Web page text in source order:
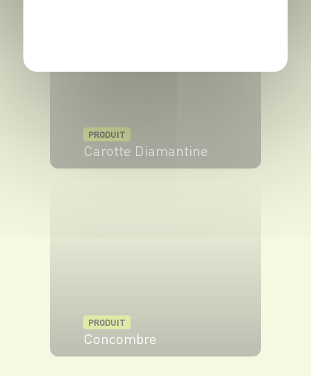
PRODUIT
Carotte Diamantine
PRODUIT
Concombre